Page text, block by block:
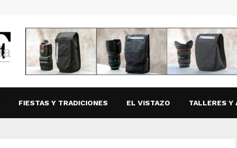
FIESTAS Y TRADICIONES EL VISTAZO TALLERES Y